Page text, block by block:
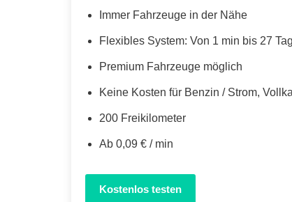
Immer Fahrzeuge in der Nähe
Flexibles System: Von 1 min bis 27
Premium Fahrzeuge möglich
Keine Kosten für Benzin / Strom,
200 Freikilometer
Ab 0,09 € / min
Kostenlos testen